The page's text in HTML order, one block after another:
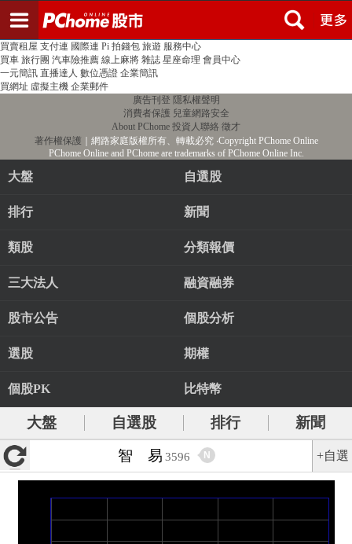
PChome首頁 線上購物 24h購物 書店
買賣租屋 支付連 國際連 Pi 拍錢包 旅遊 服務中心
買車 旅行團 汽車險推薦 線上麻將 雜誌 星座命理 會員中心
一元簡訊 直播達人 數位憑證 企業簡訊
買網址 虛擬主機 企業郵件
廣告刊登 隱私權聲明
消費者保護 兒童網路安全
About PChome 投資人聯絡 徵才
著作權保護 ｜網路家庭版權所有、轉載必究‧Copyright PChome Online
PChome Online and PChome are trademarks of PChome Online Inc.
大盤 自選股
排行 新聞
類股 分類報價
三大法人 融資融券
股市公告 個股分析
選股 期權
個股PK 比特幣
大盤 自選股 排行
新聞
智 易 3596 N +自選